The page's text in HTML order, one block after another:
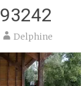
Delphine